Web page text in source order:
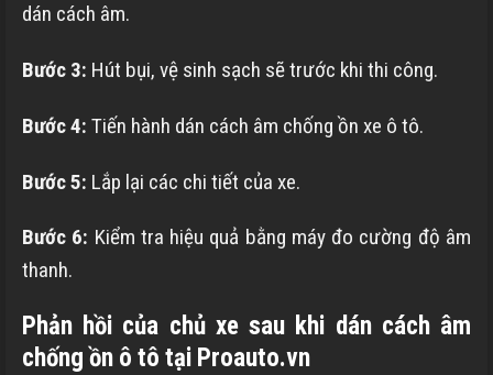
dán cách âm.
Bước 3: Hút bụi, vệ sinh sạch sẽ trước khi thi công.
Bước 4: Tiến hành dán cách âm chống ồn xe ô tô.
Bước 5: Lắp lại các chi tiết của xe.
Bước 6: Kiểm tra hiệu quả bằng máy đo cường độ âm
thanh.
Phản hồi của chủ xe sau khi dán cách âm
chống ồn ô tô tại Proauto.vn